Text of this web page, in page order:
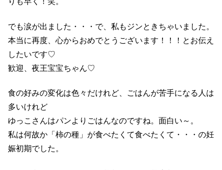
でも涙が出ました・・・で、私もジンときちゃいました。
本当に再度、心からおめでとうございます！！！とお伝え
したいです♡
歓迎、夜王宝宝ちゃん♡
食の好みの変化は色々だけれど、ごはんが苦手になる人は
多いけれど
ゆっこさんはパンよりごはんなのですね。面白い～。
私は何故か「柿の種」が食べたくて食べたくて・・・の妊
娠初期でした。